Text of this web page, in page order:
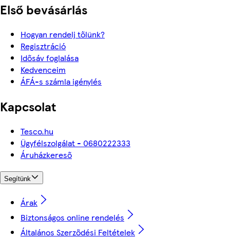
Első bevásárlás
Hogyan rendelj tőlünk?
Regisztráció
Idősáv foglalása
Kedvenceim
ÁFÁ-s számla igénylés
Kapcsolat
Tesco.hu
Ügyfélszolgálat - 0680222333
Áruházkereső
Segítünk
Árak
Biztonságos online rendelés
Általános Szerződési Feltételek